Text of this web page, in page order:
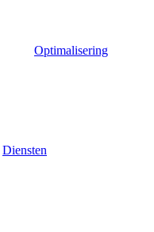
Optimalisering
Diensten